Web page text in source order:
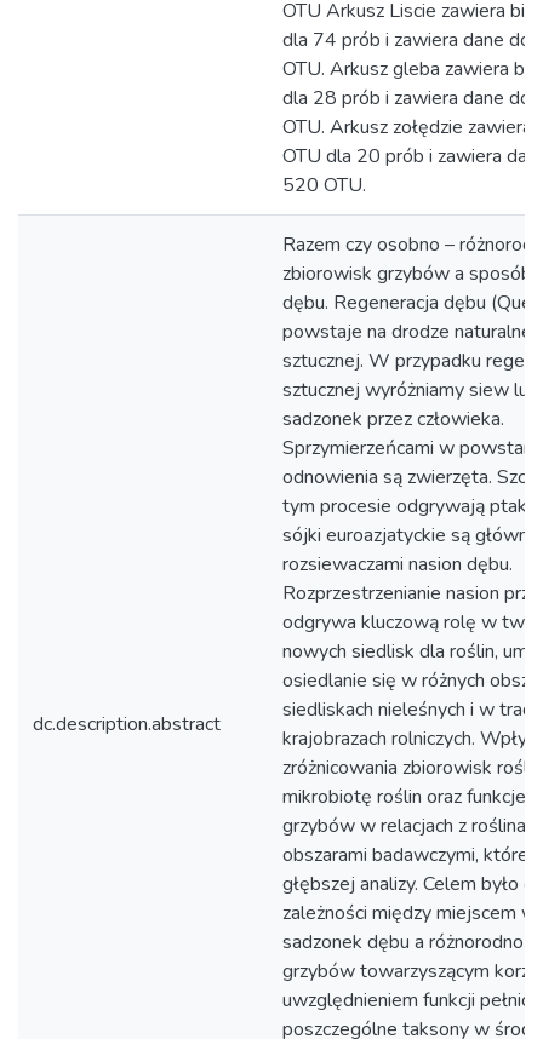
OTU Arkusz Liscie zawiera
dla 74 prób i zawiera dane
OTU. Arkusz gleba zawiera
dla 28 prób i zawiera dane
OTU. Arkusz zołędzie zawiera
OTU dla 20 prób i zawiera
520 OTU.
dc.description.abstract
Razem czy osobno –
zbiorowisk grzybów a sposób
dębu. Regeneracja dębu
powstaje na drodze naturalnej
sztucznej. W przypadku
sztucznej wyróżniamy siew
sadzonek przez człowieka.
Sprzymierzeńcami w
odnowienia są zwierzęta.
tym procesie odgrywają ptaki.
sójki euroazjatyckie są
rozsiewaczami nasion dębu.
Rozprzestrzenianie nasion
odgrywa kluczową rolę w
nowych siedlisk dla roślin,
osiedlanie się w różnych
siedliskach nieleśnych i w
krajobrazach rolniczych. Wpływ
zróżnicowania zbiorowisk
mikrobiotę roślin oraz funkcje
grzybów w relacjach z
obszarami badawczymi, które
głębszej analizy. Celem było
zależności między miejscem
sadzonek dębu a
grzybów towarzyszącym
uwzględnieniem funkcji
poszczególne taksony w